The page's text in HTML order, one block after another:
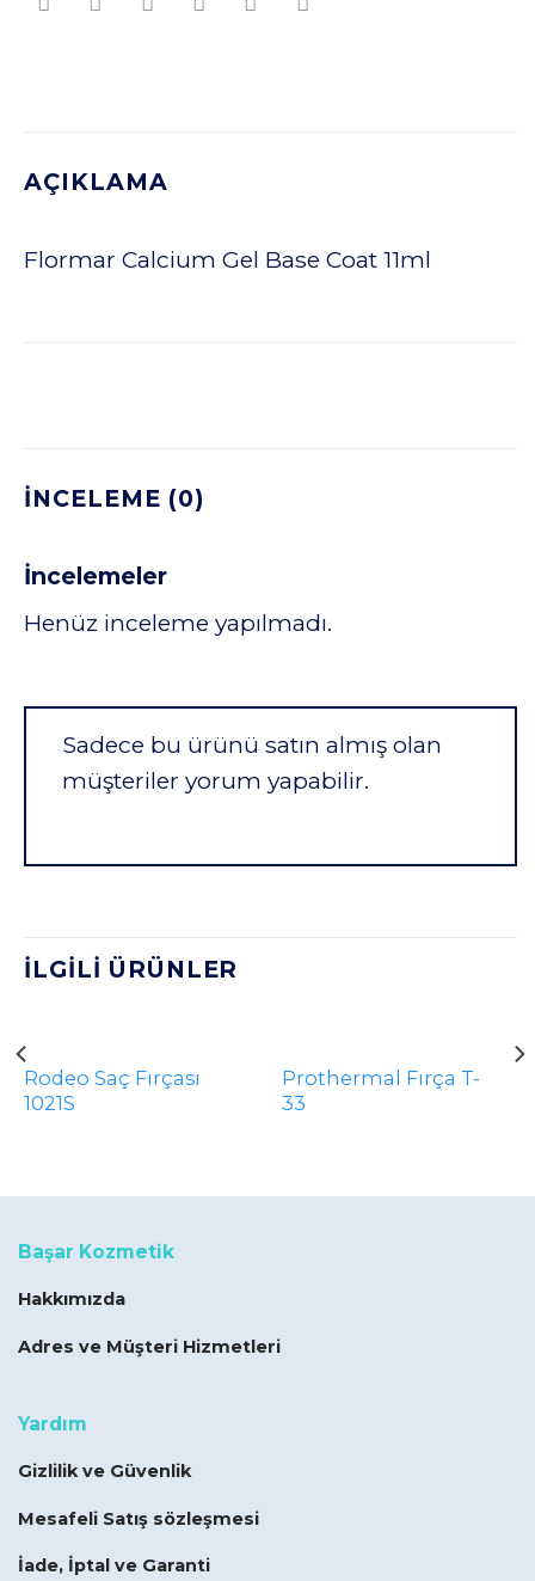
AÇIKLAMA
Flormar Calcium Gel Base Coat 11ml
İNCELEME (0)
İncelemeler
Henüz inceleme yapılmadı.
Sadece bu ürünü satın almış olan
müşteriler yorum yapabilir.
İLGILI ÜRÜNLER
Rodeo Saç Fırçası
1021S
STOKTA YOK
Prothermal Fırça T-
33
Başar Kozmetik
Hakkımızda
Adres ve Müşteri Hizmetleri
Yardım
Gizlilik ve Güvenlik
Mesafeli Satış sözleşmesi
İade, İptal ve Garanti